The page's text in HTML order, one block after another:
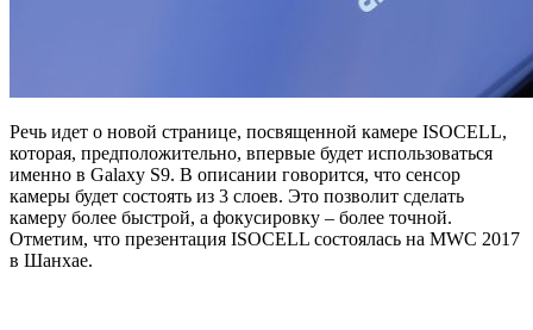
Речь идет о новой странице, посвященной камере ISOCELL,
которая, предположительно, впервые будет использоваться
именно в Galaxy S9. В описании говорится, что сенсор
камеры будет состоять из 3 слоев. Это позволит сделать
камеру более быстрой, а фокусировку – более точной.
Отметим, что презентация ISOCELL состоялась на MWC 2017
в Шанхае.